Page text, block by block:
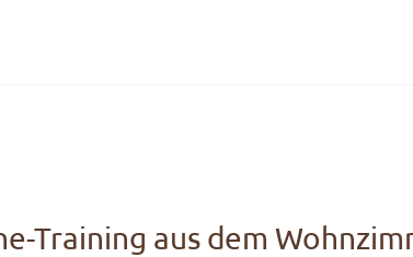
Training aus dem